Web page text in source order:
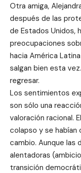
Otra amiga,
después de las
de Estados Unidos,
preocupaciones
hacia América
salgan bien esta
regresar.
Los sentimientos
son sólo una
valoración racional.
colapso y se habían
cambio. Aunque las
alentadoras
transición